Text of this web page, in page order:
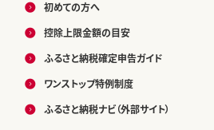
初めての方へ
控除上限金額の目安
ふるさと納税確定申告ガイド
ワンストップ特例制度
ふるさと納税ナビ（外部サイト）